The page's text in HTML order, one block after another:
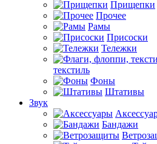
Прищепки
Прочее
Рамы
Присоски
Тележки
текстиль
Фоны
Штативы
Звук
Бандажи